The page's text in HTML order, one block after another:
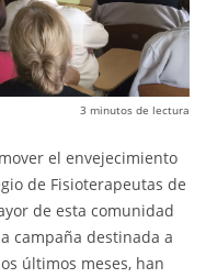
3 minutos de lectura
el envejecimiento
de Fisioterapeutas de
de esta comunidad
campaña destinada a
últimos meses, han